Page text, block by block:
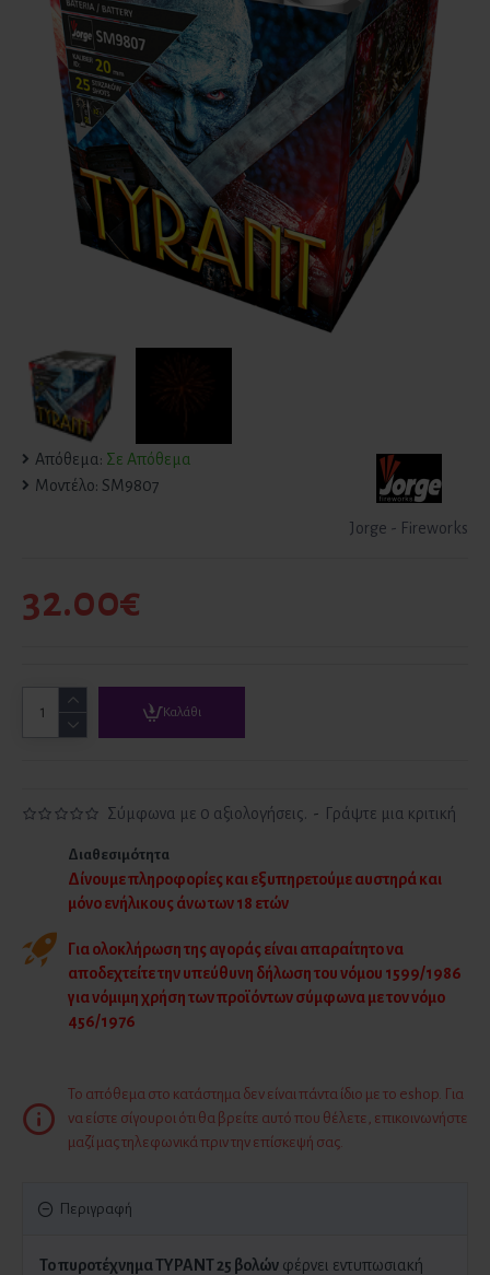
Απόθεμα: Σε Απόθεμα
Μοντέλο: SM9807
Jorge - Fireworks
Σύμφωνα με 0 αξιολογήσεις. - Γράψτε μια κριτική
32.00€
Καλάθι
Διαθεσιμότητα
Δίνουμε πληροφορίες και εξυπηρετούμε αυστηρά και
μόνο ενήλικους άνω των 18 ετών
Για ολοκλήρωση της αγοράς είναι απαραίτητο να
αποδεχτείτε την υπεύθυνη δήλωση του νόμου 1599/1986
για νόμιμη χρήση των προϊόντων σύμφωνα με τον νόμο
456/1976
Το απόθεμα στο κατάστημα δεν είναι πάντα ίδιο με το eshop. Για
να είστε σίγουροι ότι θα βρείτε αυτό που θέλετε, επικοινωνήστε
μαζί μας τηλεφωνικά πριν την επίσκεψή σας.
Περιγραφή
Το πυροτέχνημα ΤΥΡΑΝΤ 25 βολών φέρνει εντυπωσιακή